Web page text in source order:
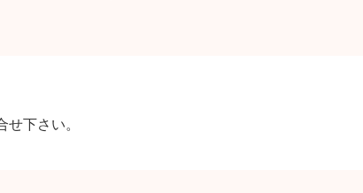
下さい。